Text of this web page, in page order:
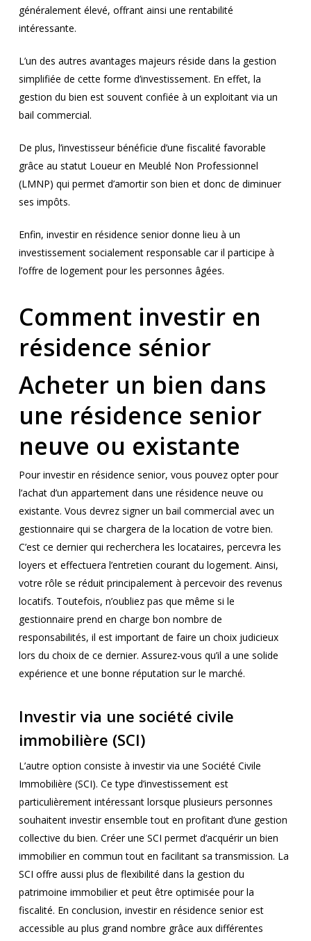
généralement élevé, offrant ainsi une rentabilité
intéressante.
L’un des autres avantages majeurs réside dans la gestion
simplifiée de cette forme d’investissement. En effet, la
gestion du bien est souvent confiée à un exploitant via un
bail commercial.
De plus, l’investisseur bénéficie d’une fiscalité favorable
grâce au statut Loueur en Meublé Non Professionnel
(LMNP) qui permet d’amortir son bien et donc de diminuer
ses impôts.
Enfin, investir en résidence senior donne lieu à un
investissement socialement responsable car il participe à
l’offre de logement pour les personnes âgées.
Comment investir en
résidence sénior
Acheter un bien dans
une résidence senior
neuve ou existante
Pour investir en résidence senior, vous pouvez opter pour
l’achat d’un appartement dans une résidence neuve ou
existante. Vous devrez signer un bail commercial avec un
gestionnaire qui se chargera de la location de votre bien.
C’est ce dernier qui recherchera les locataires, percevra les
loyers et effectuera l’entretien courant du logement. Ainsi,
votre rôle se réduit principalement à percevoir des revenus
locatifs. Toutefois, n’oubliez pas que même si le
gestionnaire prend en charge bon nombre de
responsabilités, il est important de faire un choix judicieux
lors du choix de ce dernier. Assurez-vous qu’il a une solide
expérience et une bonne réputation sur le marché.
Investir via une société civile
immobilière (SCI)
L’autre option consiste à investir via une Société Civile
Immobilière (SCI). Ce type d’investissement est
particulièrement intéressant lorsque plusieurs personnes
souhaitent investir ensemble tout en profitant d’une gestion
collective du bien. Créer une SCI permet d’acquérir un bien
immobilier en commun tout en facilitant sa transmission. La
SCI offre aussi plus de flexibilité dans la gestion du
patrimoine immobilier et peut être optimisée pour la
fiscalité. En conclusion, investir en résidence senior est
accessible au plus grand nombre grâce aux différentes